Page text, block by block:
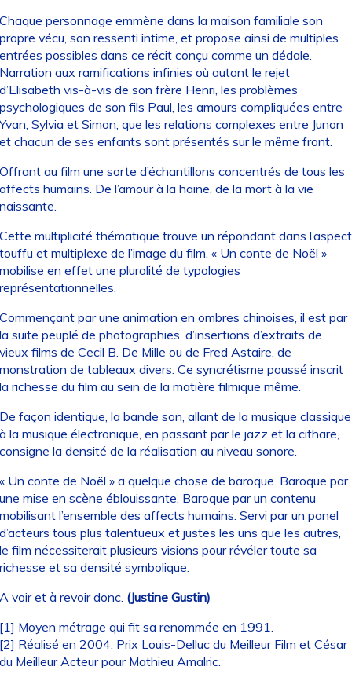
personnage emmène dans la maison familiale son
vécu, son ressenti intime, et propose ainsi de multiples
possibles dans ce récit conçu comme un dédale.
aux ramifications infinies où autant le rejet
vis-à-vis de son frère Henri, les problèmes
de son fils Paul, les amours compliquées entre
Sylvia et Simon, que les relations complexes entre Junon
chacun de ses enfants sont présentés sur le même front.
au film une sorte d’échantillons concentrés de tous les
humains. De l’amour à la haine, de la mort à la vie
multiplicité thématique trouve un répondant dans l’aspect
et multiplexe de l’image du film. « Un conte de Noël »
en effet une pluralité de typologies
par une animation en ombres chinoises, il est par
suite peuplé de photographies, d’insertions d’extraits de
films de Cecil B. De Mille ou de Fred Astaire, de
de tableaux divers. Ce syncrétisme poussé inscrit
richesse du film au sein de la matière filmique même.
façon identique, la bande son, allant de la musique classique
la musique électronique, en passant par le jazz et la cithare,
la densité de la réalisation au niveau sonore.
Un conte de Noël » a quelque chose de baroque. Baroque par
mise en scène éblouissante. Baroque par un contenu
l’ensemble des affects humains. Servi par un panel
tous plus talentueux et justes les uns que les autres,
film nécessiterait plusieurs visions pour révéler toute sa
et sa densité symbolique.
voir et à revoir donc. (Justine Gustin)
Moyen métrage qui fit sa renommée en 1991.
Réalisé en 2004. Prix Louis-Delluc du Meilleur Film et César
Meilleur Acteur pour Mathieu Amalric.